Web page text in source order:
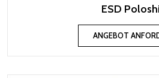
ESD
ANGEBOT